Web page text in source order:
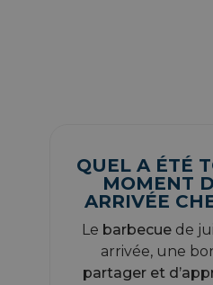
QUEL A ÉTÉ
MOMENT
ARRIVÉE
Le barbecuede
arrivée, une
partager et